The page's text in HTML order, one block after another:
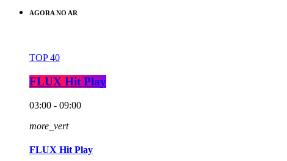
AGORA NO AR
TOP 40
FLUX Hit Play
03:00 - 09:00
more_vert
FLUX Hit Play